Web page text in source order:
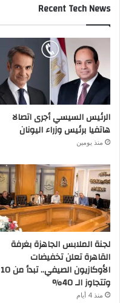
Recent Tech News
الرئيس السيسي أجرى اتصالا
هاتفيا برئيس وزراء اليونان
منذ يومين
لجنة الملابس الجاهزة بغرفة
القاهرة تعلن تخفيضات
الأوكازيون الصيفي.. تبدأ من 10
وتتجاوز الـ 40%
منذ 4 أيام